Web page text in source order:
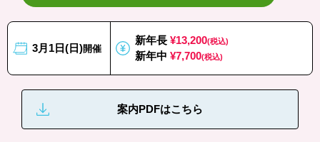
3月1日(日)開催
新年長 ¥13,200(税込)
新年中 ¥7,700(税込)
案内PDFはこちら